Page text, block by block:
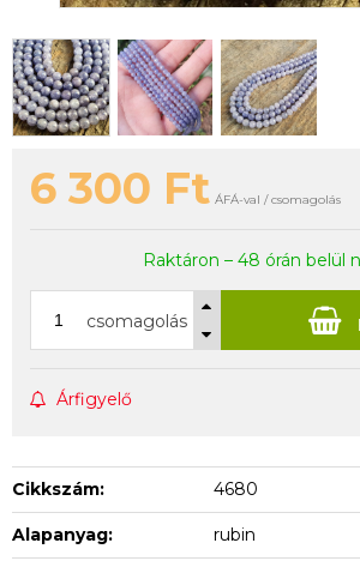
6 300 Ft ÁFÁ-val / csomagolás
Raktáron – 48 órán belül
csomagolás
Árfigyelő
Cikkszám: 4680
Alapanyag: rubin